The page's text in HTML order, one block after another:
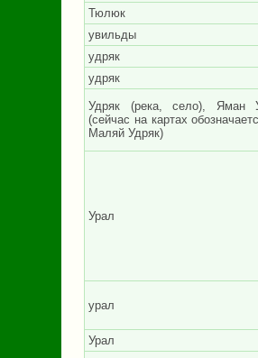
Тюлюк
увильды
удряк
удряк
Удряк (река, село), Яман
(сейчас на картах
Маляй Удряк)
Урал
урал
Урал